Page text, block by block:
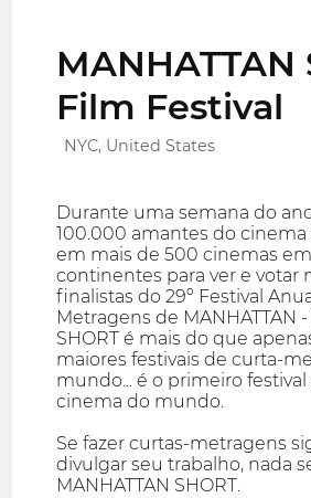
MANHATTAN
Film Festival
NYC, United States
Durante uma semana do
100.000 amantes do
em mais de 500 cinemas
continentes para ver e votar
finalistas do 29º Festival
Metragens de MANHATTAN -
SHORT é mais do que
maiores festivais de curta-
mundo... é o primeiro
cinema do mundo.
Se fazer curtas-metragens
divulgar seu trabalho, nada
MANHATTAN SHORT.